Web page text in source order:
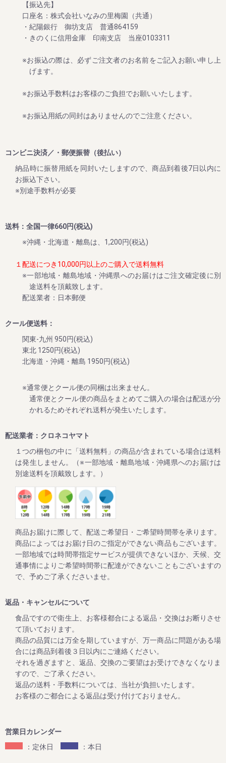
2024/06/12
夏のお買い得企画：ご家庭用梅干しが大変お買い得！ ～夏
のダブル企画のご案内～
これからますます暑くなりますが、夏バテ・熱中症対策にぜ
ひご賞味ください。
８月末までに早期ご予約承り中!!
今まさに収穫中の2024年の梅干しを、昔ながらのしそ味で漬
け込んだ、紀州南高梅 しそ漬け 1.2kg。
そんな想いで、今年も早期ご予約スタート!!!!
2024/06/04
新食感冷凍スイーツ「生クリームぱんだ」の販売を再開しま
した
今回、生クリームぱんだ（青うめ、柚子、みかん味）の販売
を再開させていただきました。
これから暑い日々が続きますので、ぜひ和歌山特産品の冷た
オンラインショップで「THE梅干ししょっぱMAX」の販売開
始のお知らせ
今回、塩分20%超えの超しょっぱい梅干し「THE梅干ししょ
っぱMAX」をオンラインショップでも販売致します。
これからますます暑くなりますので、外作業やスポーツ時の
塩分補給や友達との話題に。
一度食べると超しょっぱいけど病みつきになると、リピータ
2024/02/01
開催！
毎年大好評をいただいてる梅企画です。
期間は２月１日よりスタート。
ご家庭用の紀州南高梅がお得にお買い求めいただけます。
さらに今回もキャンペーン期間中にお買上げいただいたお客
2023/10/12
高級南高梅がお買い得！秋・冬お買い得キャンペーン開催
（12月25日まで）
この度、2023年12月25日までの期間中、高級南高梅のご家
庭用梅干1kg×2個セットと1kg×3個セットが大変お得にお買
い求めいただけるお買い得企画を開催します。また、期間中
さい。
【振込先】
口座名：株式会社いなみの里梅園（共通）
・紀陽銀行 御坊支店 普通864159
・きのくに信用金庫 印南支店 当座0103311
※お振込の際は、必ずご注文者のお名前をご記入お願い申し上
げます。
※お振込手数料はお客様のご負担でお願いいたします。
※お振込用紙の同封はありませんのでご注意ください。
コンビニ決済／・郵便振替（後払い）
納品時に振替用紙を同封いたしますので、商品到着後7日以内に
お振込下さい。
※別途手数料が必要
送料：全国一律660円(税込)
※沖縄・北海道・離島は、1,200円(税込)
１配送につき10,000円以上のご購入で送料無料
※一部地域・離島地域・沖縄県へのお届けはご注文確定後に別
途送料を頂戴致します。
配送業者：日本郵便
クール便送料：
関東-九州 950円(税込)
東北 1250円(税込)
北海道・沖縄・離島 1950円(税込)
※通常便とクール便の同梱は出来ません。
通常便とクール便の商品をまとめてご購入の場合は配送が分
かれるためそれぞれ送料が発生いたします。
配送業者：クロネコヤマト
１つの梱包の中に「送料無料」の商品が含まれている場合は送料
は発生しません。（※一部地域・離島地域・沖縄県へのお届けは
別途送料を頂戴致します。）
商品お届けに際して、配送ご希望日・ご希望時間帯を承ります。
商品によってはお届け日のご指定ができない商品もございます。
一部地域では時間帯指定サービスが提供できないほか、天候、交
通事情によりご希望時間帯に配達ができないこともございますの
で、予めご了承くださいませ。
返品・キャンセルについて
食品ですので衛生上、お客様都合による返品・交換はお断りさせ
て頂いております。
商品の品質には万全を期していますが、万一商品に問題がある場
合には商品到着後３日以内にご連絡ください。
それを過ぎますと、返品、交換のご要望はお受けできなくなりま
すので、ご了承ください。
返品の送料・手数料については、当社が負担いたします。
お客様のご都合による返品は受け付けておりません。
営業日カレンダー
：定休日
：本日